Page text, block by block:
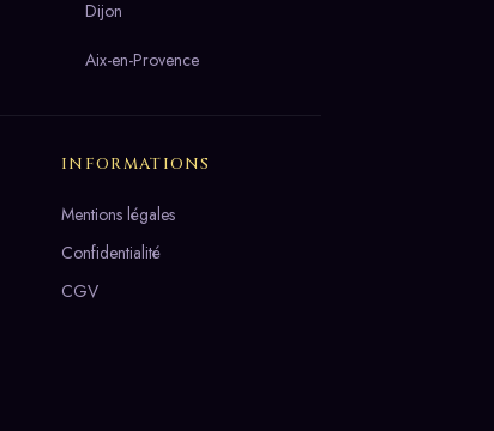
Dijon
Aix-en-Provence
INFORMATIONS
Mentions légales
Confidentialité
CGV